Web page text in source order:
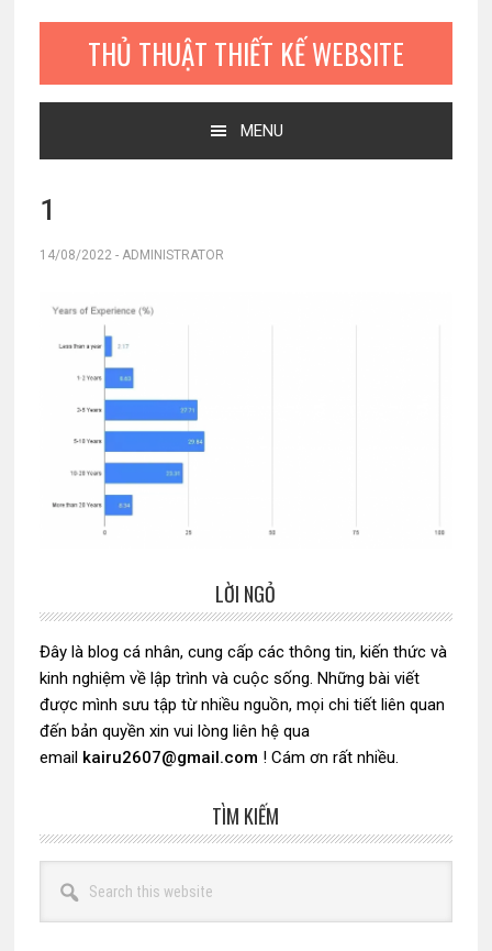
THỦ THUẬT THIẾT KẾ WEBSITE
MENU
1
14/08/2022- ADMINISTRATOR
chính
LỜI NGỎ
Đây là blog cá nhân, cung cấp các thông tin, kiến thức và
kinh nghiệm về lập trình và cuộc sống. Những bài viết
được mình sưu tập từ nhiều nguồn, mọi chi tiết liên quan
đến bản quyền xin vui lòng liên hệ qua
email kairu2607@gmail.com ! Cám ơn rất nhiều.
TÌM KIẾM
this
website